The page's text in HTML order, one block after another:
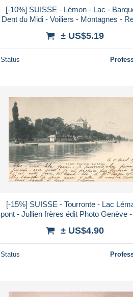
[-10%] SUISSE - Lémon - Lac - Barques -
Dent du Midi - Voiliers - Montagnes -
± US$5.19
Status
[-15%] SUISSE - Tourronte - Lac
pont - Jullien frères édit Photo Genève -
± US$4.90
Status